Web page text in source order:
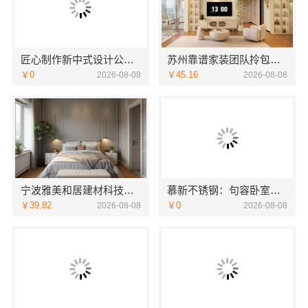
匠心制作新中式设计公司，华居不锈钢融合之美
￥0 2026-08-08
苏州靠谱家装团队拎包入住，苏州百年豪庭新材料
￥45.16 2026-08-08
宁波雅美和居建材科技有限公司：宁波奉化家装装修线下门店地址
￥39.82 2026-08-08
慕新不锈钢：句容卧室施工方案评测
￥0 2026-08-08